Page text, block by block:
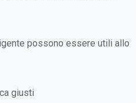
possono essere utili allo
giusti